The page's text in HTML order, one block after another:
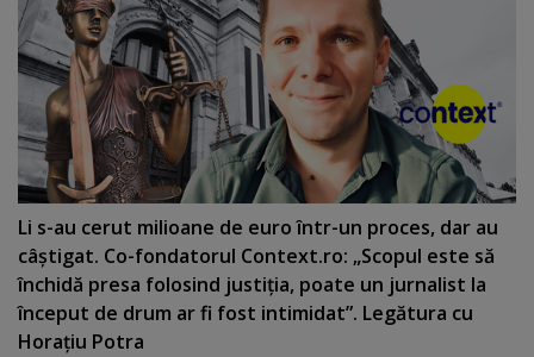
Li s-au cerut milioane de euro într-un proces, dar au
câştigat. Co-fondatorul Context.ro: „Scopul este să
închidă presa folosind justiţia, poate un jurnalist la
început de drum ar fi fost intimidat”. Legătura cu
Horaţiu Potra